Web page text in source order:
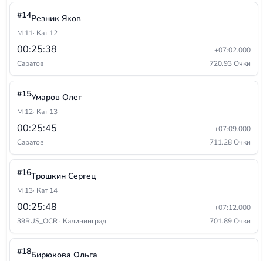
#14Резник Яков
М 11· Кат 12
00:25:38
+07:02.000
Саратов
720.93 Очки
#15Умаров Олег
М 12· Кат 13
00:25:45
+07:09.000
Саратов
711.28 Очки
#16Трошкин Сергец
М 13· Кат 14
00:25:48
+07:12.000
39RUS_OCR · Калининград
701.89 Очки
#18Бирюкова Ольга